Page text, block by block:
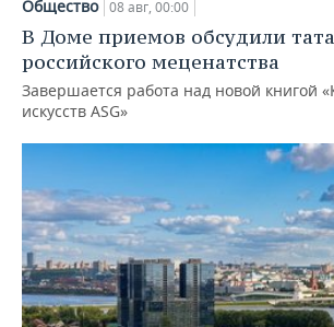
Общество 08 авг, 00:00
В Доме приемов обсудили
российского меценатства
Завершается работа над новой книгой
искусств ASG»